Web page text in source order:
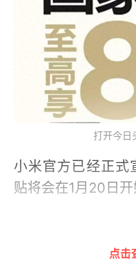
打开今日
小米官方已经正式
贴将会在1月20日开
这次小米科技家电
分，分别是手机数
点击